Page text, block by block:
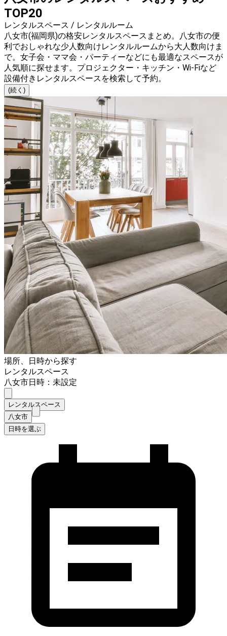
TOP20
レンタルスペース / レンタルルーム
八女市(福岡県)の格安レンタルスペースまとめ。八女市の便
利でおしゃれな少人数向けレンタルルームから大人数向けま
で。女子会・ママ会・パーティーなどにも最適なスペースが
人気順に探せます。プロジェクター・キッチン・Wi-Fiなど
設備付きレンタルスペースを検索して予約。
(続く)
場所、日時から探す
レンタルスペース
八女市日時：未設定
レンタルスペース
八女市
日時を選ぶ